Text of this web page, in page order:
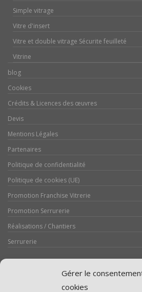
Gérer le
cookies
Simple vitrage
Vitre d'insert
Vitre et double vitrage Sécurite feuilleté
Vitrine
blog
Cookies
Crédits & Licences des œuvres
Devis
Mentions Légales
Partenaires
Politique de confidentialité
Politique de cookies (UE)
Promotion Franchise Vitrerie
Promotion Serrurerie
Réalisations / Chantiers
Serrurerie
Assistance volet roulant